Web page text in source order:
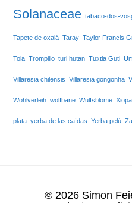
Solanaceae tabaco-dos-
Tapete de oxalá Taray Taylor Francis
Tola Trompillo turi hutan Tuxtla Guti
Villaresia chilensis Villaresia gongonha
Wohlverleih wolfbane Wulfsblöme
plata yerba de las caídas Yerba pelú
© 2026 Simon